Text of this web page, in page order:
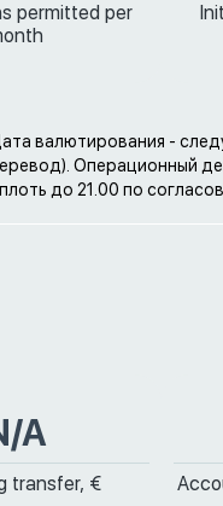
permitted per
валютирования -
Операционный
до 21.00 по
A
transfer, €